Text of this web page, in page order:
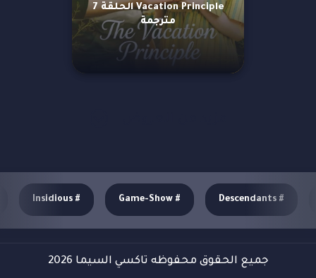
Vacation Principle الحلقة 7
مترجمة
#
Descendants
#
Game-Show
#
Insidious
جميع الحقوق محفوظه تاكسي السيما 2026